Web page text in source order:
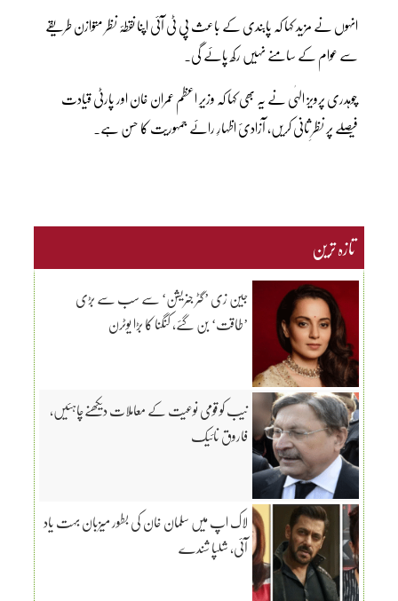
انہوں نے مزید کہا کہ پابندی کے باعث پی ٹی آئی اپنا نقطۂ نظر متوازن طریقے
سے عوام کے سامنے نہیں رکھ پائے گی۔
چوہدری پرویز الہٰی نے یہ بھی کہا کہ وزیرِ اعظم عمران خان اور پارٹی قیادت
فیصلے پر نظرِ ثانی کریں، آزادیٔ اظہارِ رائے جمہوریت کا حسن ہے۔
تازہ ترین
جین زی ’گٹر جنریشن‘ سے سب سے بڑی
’طاقت‘ بن گئے، کنگنا کا بڑا یوٹرن
نیب کو قومی نوعیت کے معاملات دیکھنےچاہئیں،
فاروق نائیک
لاک اپ میں سلمان خان کی بطور میزبان بہت یاد
آئی، شلپا شندے